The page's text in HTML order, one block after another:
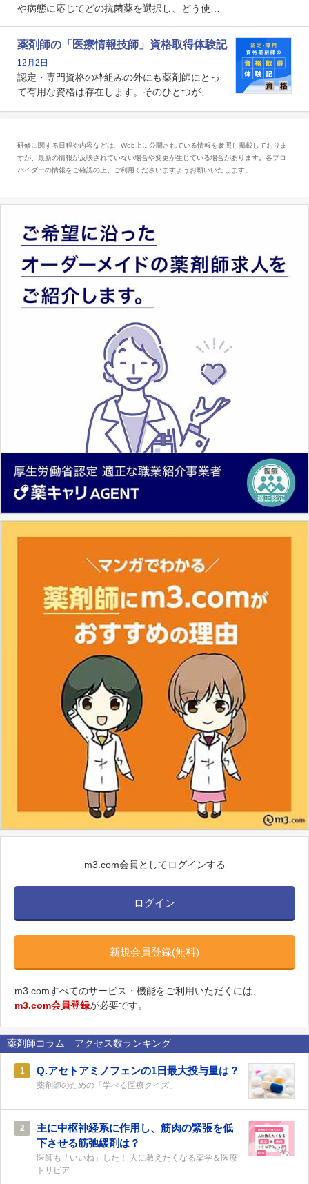
や病態に応じてどの抗菌薬を選択し、どう使っ
る薬剤師です。現在、感染防止対策加算の施設
基準に専任の薬剤師配置が挙げられており、今
後は感染症領域で薬剤師に、より多くの役割が
求められる可能性もあります。
薬剤師の「医療情報技師」資格取得体験記
12月2日
認定・専門資格の枠組みの外にも薬剤師にとっ
て有用な資格は存在します。そのひとつが、
とは、病院薬剤師を中心に大きな武器になりま
す。
研修に関する日程や内容などは、Web上に公開されている情報を参照し掲載しておりま
すが、最新の情報が反映されていない場合や変更が生じている場合があります。各プロ
バイダーの情報をご確認の上、ご利用くださいますようお願いいたします。
m3.com会員としてログインする
ログイン
新規会員登録(無料)
m3.comすべてのサービス・機能をご利用いただくには、
m3.com会員登録が必要です。
薬剤師コラム アクセス数ランキング
1 Q.アセトアミノフェンの1日最大投与量は？
薬剤師のための「学べる医療クイズ」
2
主に中枢神経系に作用し、筋肉の緊張を低
下させる筋弛緩剤は？
医師も「いいね」した！ 人に教えたくなる薬学＆医療
トリビア